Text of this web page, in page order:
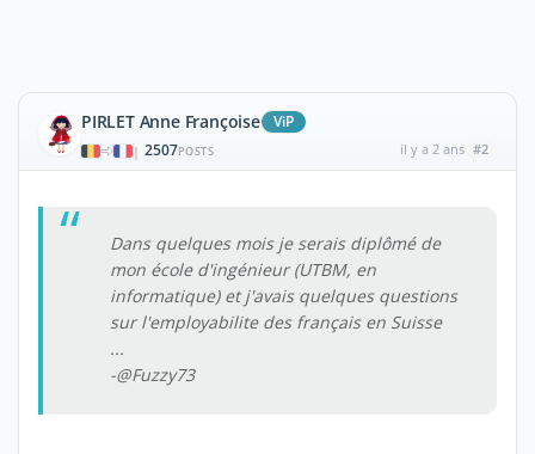
PIRLET Anne Françoise ViP
| 2507POSTS il y a 2 ans #2
Dans quelques mois je serais diplômé de
mon école d'ingénieur (UTBM, en
informatique) et j'avais quelques questions
sur l'employabilite des français en Suisse
...
-@Fuzzy73